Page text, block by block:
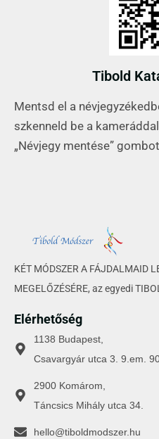
Tibold
Mentsd el a
szkenneld be a
„Névjegy mentése” gombot
KÉT MÓDSZER A FÁJDALMAID
MEGELŐZÉSÉRE, az egyedi
Elérhetőség
1138 Budapest,
Csavargyár utca 3. 9.em.
2900 Komárom,
Táncsics Mihály utca 34.
hello@tiboldmodszer.hu